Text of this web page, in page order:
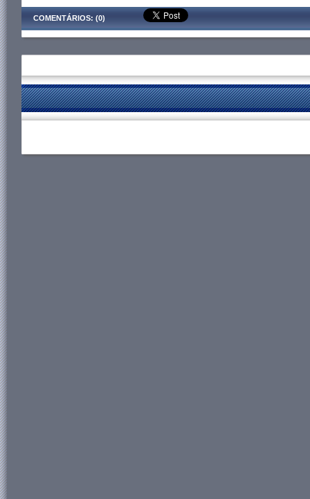
COMENTÁRIOS: (0)